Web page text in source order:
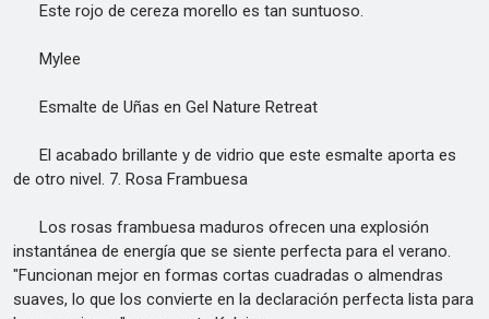
Este rojo de cereza morello es tan suntuoso.
Mylee
Esmalte de Uñas en Gel Nature Retreat
El acabado brillante y de vidrio que este esmalte aporta es
de otro nivel. 7. Rosa Frambuesa
Los rosas frambuesa maduros ofrecen una explosión
instantánea de energía que se siente perfecta para el verano.
"Funcionan mejor en formas cortas cuadradas o almendras
suaves, lo que los convierte en la declaración perfecta lista para